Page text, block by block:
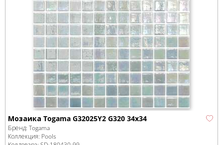
Мозаика Togama G32025Y2 G320 34x34
Бренд: Togama
Коллекция: Pools